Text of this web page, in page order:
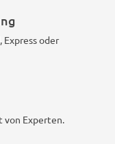
Express oder
von Experten.